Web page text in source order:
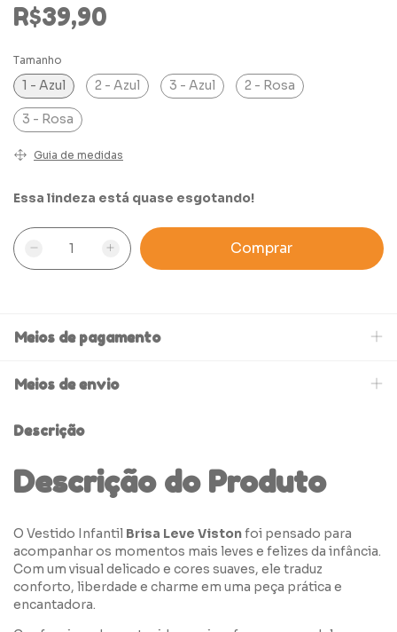
R$39,90
Tamanho
1 - Azul 2 - Azul 3 - Azul 2 - Rosa
3 - Rosa
Guia de medidas
Essa lindeza está quase esgotando!
Meios de pagamento
Meios de envio
Descrição
Descrição do Produto
O Vestido Infantil Brisa Leve Vistonfoi pensado para
acompanhar os momentos mais leves e felizes da infância.
Com um visual delicado e cores suaves, ele traduz
conforto, liberdade e charme em uma peça prática e
encantadora.